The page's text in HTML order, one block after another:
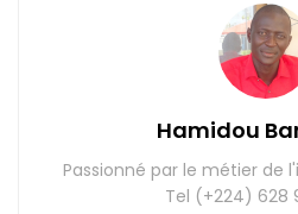
Hamidou
Passionné par le métier de
Tel (+224) 628